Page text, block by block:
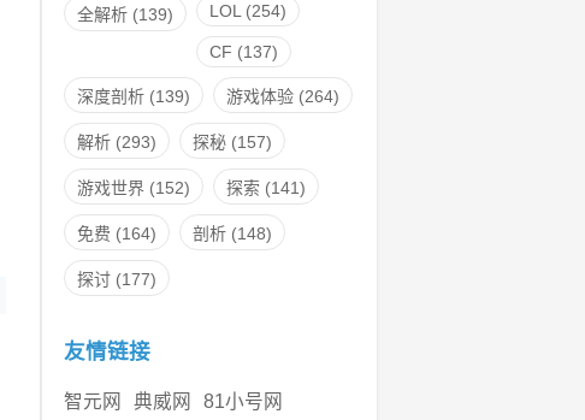
全解析 (139) LOL (254)
CF (137)
深度剖析 (139) 游戏体验 (264)
解析 (293) 探秘 (157)
游戏世界 (152) 探索 (141)
免费 (164) 剖析 (148)
探讨 (177)
友情链接
智元网 典威网 81小号网